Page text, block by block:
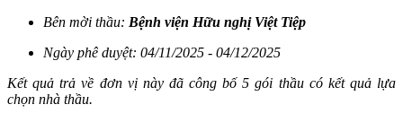
Bên mời thầu: Bệnh viện Hữu nghị Việt Tiệp
Ngày phê duyệt: 04/11/2025 - 04/12/2025
Kết quả trả về đơn vị này đã công bố 5 gói thầu có kết quả lựa
chọn nhà thầu.